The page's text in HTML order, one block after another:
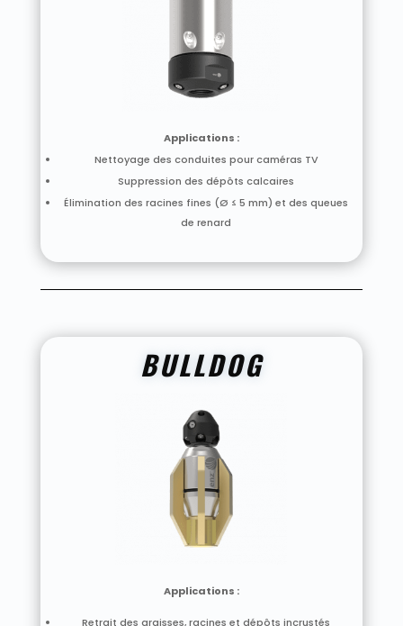
Applications :
Nettoyage des conduites pour caméras TV
Suppression des dépôts calcaires
Élimination des racines fines (Ø ≤ 5 mm) et des queues
de renard
BULLDOG
Applications :
Retrait des graisses, racines et dépôts incrustés